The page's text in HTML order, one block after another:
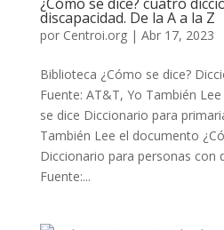
discapacidad. De la A a la Z
por Centroi.org| Abr 17, 2023
Biblioteca ¿Cómo se dice?
Fuente: AT&T, Yo También
se dice Diccionario para
También Lee el documento
Diccionario para personas con
Fuente:...